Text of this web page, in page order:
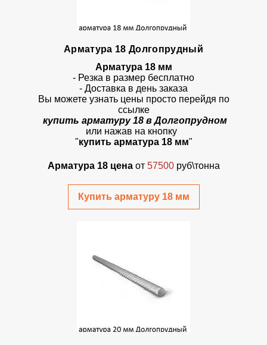
Арматура 18 Долгопрудный
Арматура 18 мм
- Резка в размер бесплатно
- Доставка в день заказа
Вы можете узнать цены просто перейдя по
ссылке
купить арматуру 18 в Долгопрудном
или нажав на кнопку
"купить арматура 18 мм"
Арматура 18 цена от 57500 руб\тонна
Купить арматуру 18 мм